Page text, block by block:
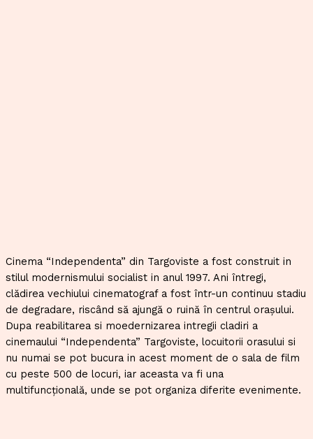
Cinema “Independenta” din Targoviste a fost construit in
stilul modernismului socialist in anul 1997. Ani întregi,
clădirea vechiului cinematograf a fost într-un continuu stadiu
de degradare, riscând să ajungă o ruină în centrul oraşului.
Dupa reabilitarea si moedernizarea intregii cladiri a
cinemaului “Independenta” Targoviste, locuitorii orasului si
nu numai se pot bucura in acest moment de o sala de film
cu peste 500 de locuri, iar aceasta va fi una
multifuncţională, unde se pot organiza diferite evenimente.